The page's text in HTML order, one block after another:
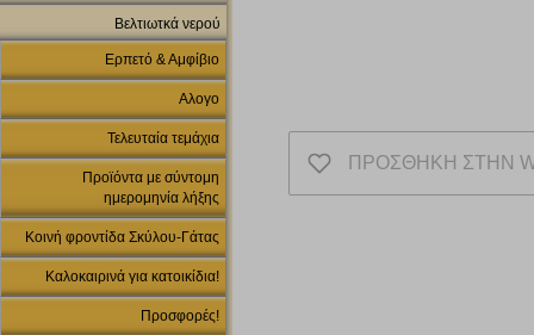
Βελτιωτκά νερού
Ερπετό & Αμφίβιο
Αλογο
Τελευταία τεμάχια
Προϊόντα με σύντομη
ημερομηνία λήξης
Κοινή φροντίδα Σκύλου-Γάτας
Καλοκαιρινά για κατοικίδια!
Προσφορές!
ΠΡΟΣΘΗΚΗ ΣΤΗΝ